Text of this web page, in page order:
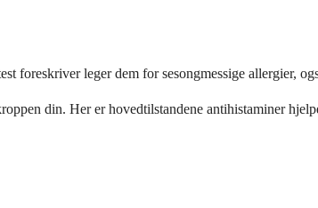
foreskriver leger dem for sesongmessige allergier,
din. Her er hovedtilstandene antihistaminer